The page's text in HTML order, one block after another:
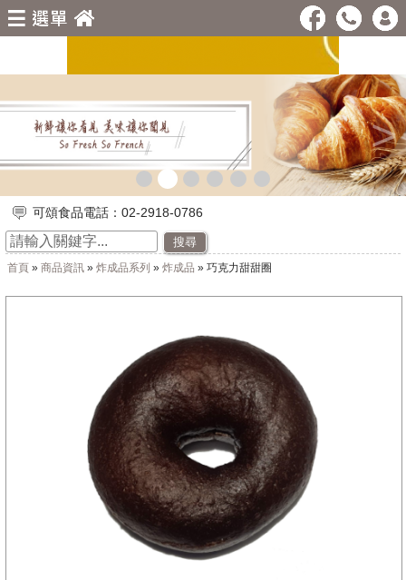
< >
可頌食品電話：02-2918-0786
搜尋
首頁» 商品資訊» 炸成品系列 » 炸成品 » 巧克力甜甜圈